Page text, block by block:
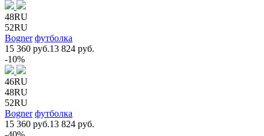
48RU
52RU
Bogner футболка
15 360 руб.13 824 руб.
-10%
46RU
48RU
52RU
Bogner футболка
15 360 руб.13 824 руб.